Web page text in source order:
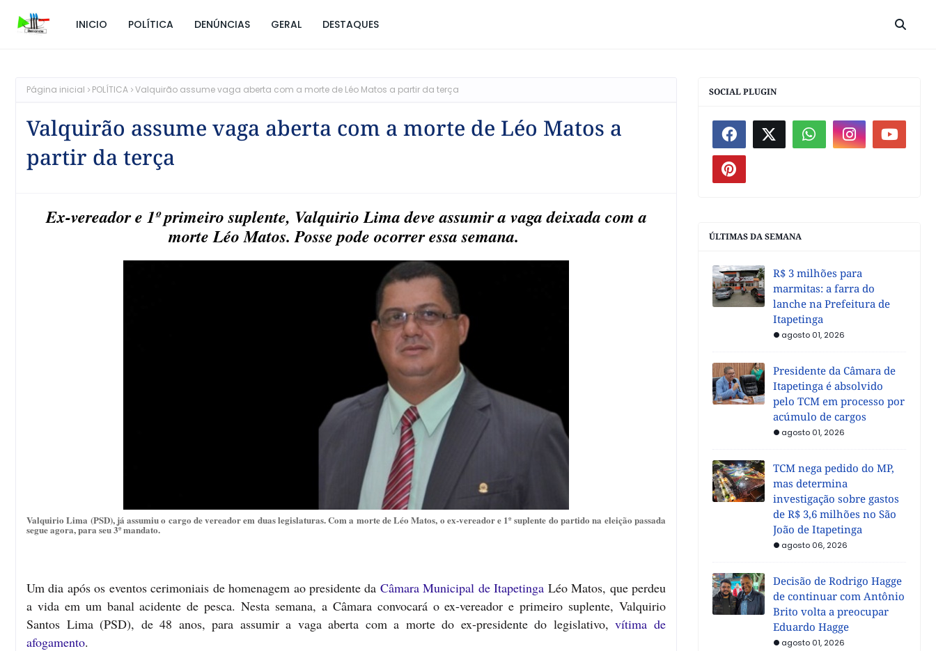
INICIO POLÍTICA DENÚNCIAS GERAL DESTAQUES
Página inicial POLÍTICA Valquirão assume vaga aberta com a morte de Léo Matos a partir da terça
Valquirão assume vaga aberta com a morte de Léo Matos a
partir da terça
Ex-vereador e 1º primeiro suplente, Valquirio Lima deve assumir a vaga deixada com a
morte Léo Matos. Posse pode ocorrer essa semana.
Valquirio Lima (PSD), já assumiu o cargo de vereador em duas legislaturas. Com a morte de Léo Matos, o ex-vereador e 1º suplente do partido na eleição passada
segue agora, para seu 3º mandato.
Um dia após os eventos cerimoniais de homenagem ao presidente da Câmara Municipal de Itapetinga Léo Matos, que perdeu
a vida em um banal acidente de pesca. Nesta semana, a Câmara convocará o ex-vereador e primeiro suplente, Valquirio
Santos Lima (PSD), de 48 anos, para assumir a vaga aberta com a morte do ex-presidente do legislativo,vítima de
afogamento.
SOCIAL PLUGIN
ÚLTIMAS DA SEMANA
R$ 3 milhões para
marmitas: a farra do
lanche na Prefeitura de
Itapetinga
agosto 01, 2026
Presidente da Câmara de
Itapetinga é absolvido
pelo TCM em processo por
acúmulo de cargos
agosto 01, 2026
TCM nega pedido do MP,
mas determina
investigação sobre gastos
de R$ 3,6 milhões no São
João de Itapetinga
agosto 06, 2026
Decisão de Rodrigo Hagge
de continuar com Antônio
Brito volta a preocupar
Eduardo Hagge
agosto 01, 2026